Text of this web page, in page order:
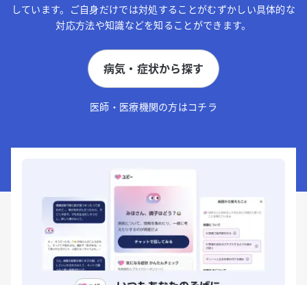
しています。ご自身だけでは対処することがむずかしい具体的な
対応方法や知識などを知ることができます。
病気・症状から探す
医師・医療機関の方はコチラ